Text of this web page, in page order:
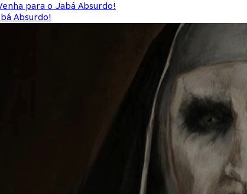
para o Jabá Absurdo!
Absurdo!